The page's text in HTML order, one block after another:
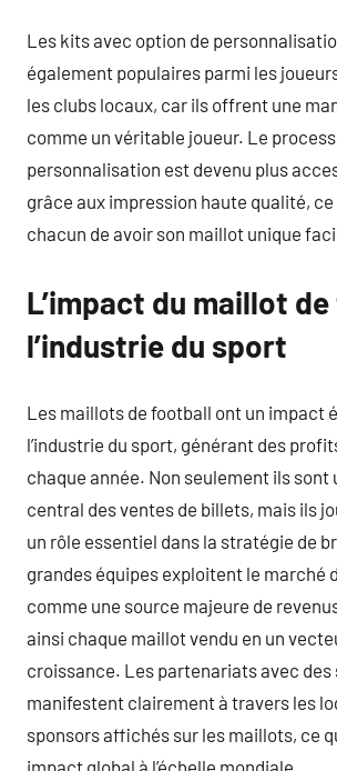
Les kits avec option de
également populaires parmi les
les clubs locaux, car ils offrent une
comme un véritable joueur. Le
personnalisation est devenu plus
grâce aux impression haute qualité,
chacun de avoir son maillot unique
L’impact du maillot
l’industrie du sport
Les maillots de football ont un impact
l’industrie du sport, générant des
chaque année. Non seulement ils sont
central des ventes de billets, mais ils
un rôle essentiel dans la stratégie de
grandes équipes exploitent le marché
comme une source majeure de
ainsi chaque maillot vendu en un
croissance. Les partenariats avec des
manifestent clairement à travers les
sponsors affichés sur les maillots, ce
impact global à l’échelle mondiale.